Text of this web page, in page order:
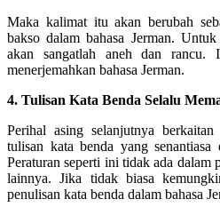
Maka kalimat itu akan berubah
bakso dalam bahasa Jerman.
akan sangatlah aneh dan rancu.
menerjemahkan bahasa Jerman.
4. Tulisan Kata Benda Selalu
Perihal asing selanjutnya
tulisan kata benda yang
Peraturan seperti ini tidak ada dalam
lainnya. Jika tidak biasa
penulisan kata benda dalam bahasa